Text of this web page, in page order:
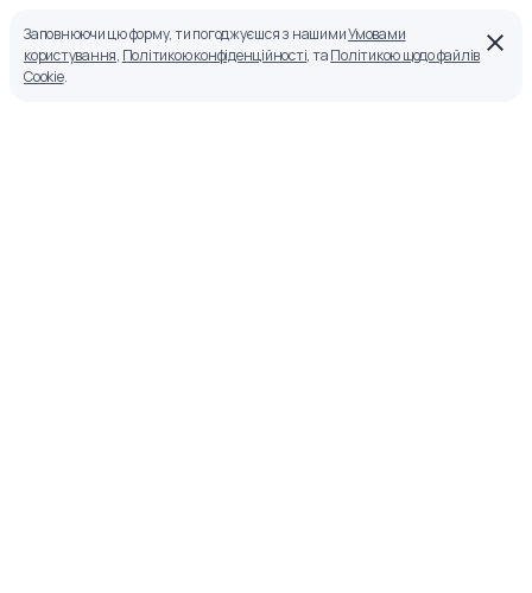
Заповнюючи цю форму, ти погоджуєшся з нашимиУмовами
користування, Політикою конфіденційності, таПолітикою щодо файлів
Cookie.